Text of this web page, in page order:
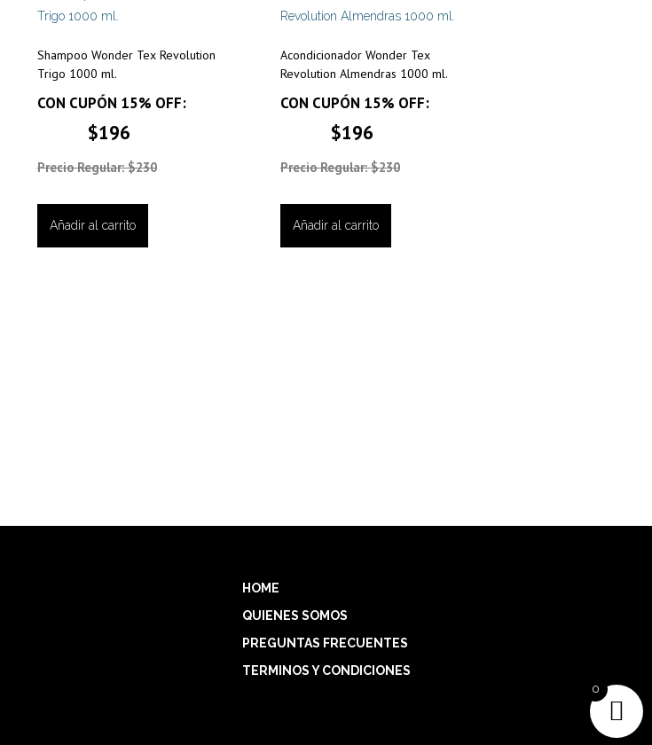
Shampoo Wonder Tex Revolution
Trigo 1000 ml.
CON CUPÓN 15% OFF:
$196
Precio Regular: $230
Añadir al carrito
Acondicionador Wonder Tex
Revolution Almendras 1000 ml.
CON CUPÓN 15% OFF:
$196
Precio Regular: $230
Añadir al carrito
HOME
QUIENES SOMOS
PREGUNTAS FRECUENTES
TERMINOS Y CONDICIONES
0